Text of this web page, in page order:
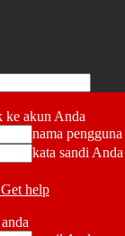
ke akun Anda
nama pengguna
kata sandi Anda
help